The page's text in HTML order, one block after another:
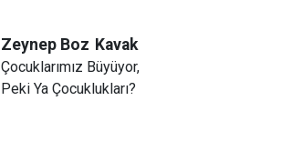
Zeynep Boz Kavak
Çocuklarımız Büyüyor,
Peki Ya Çocuklukları?